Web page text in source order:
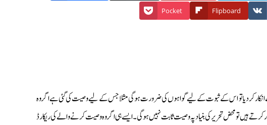
Pocket Flipboard
تو اس کے ثبوت کے لیے گواہوں کی ضرورت ہوگی مثلا جس کے لیے وصیت کی گئی ہے اگر وہ
ہیں تو محض تحریر کی بنیاد پہ وصیت ثابت نہیں ہوگی۔ ایسے ہی اگر وہ وصیت کرنے والے کی ریکارڈ